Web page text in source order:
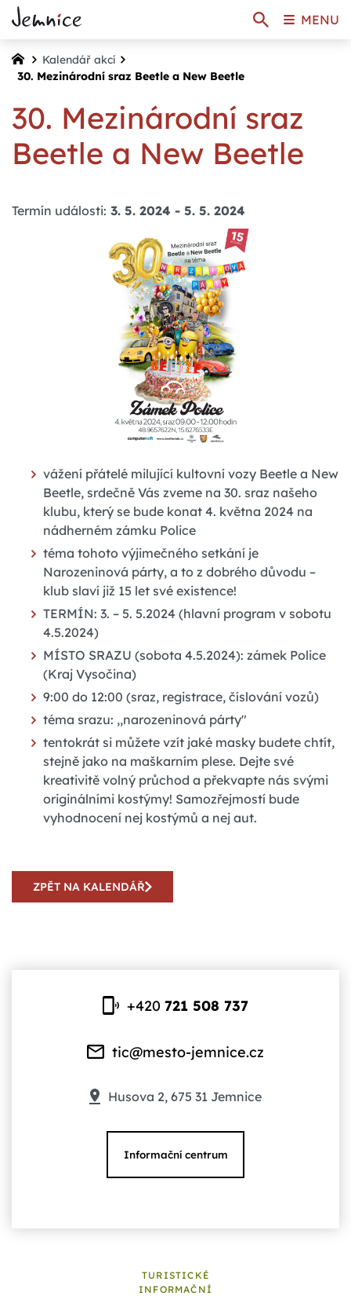
Kalendář akcí
30. Mezinárodní sraz Beetle a New Beetle
30. Mezinárodní sraz
Beetle a New Beetle
Termín události: 3. 5. 2024 - 5. 5. 2024
vážení přátelé milující kultovní vozy Beetle a New
Beetle, srdečně Vás zveme na 30. sraz našeho
klubu, který se bude konat 4. května 2024 na
nádherném zámku Police
téma tohoto výjimečného setkání je
Narozeninová párty, a to z dobrého důvodu –
klub slaví již 15 let své existence!
TERMÍN: 3. – 5. 5.2024 (hlavní program v sobotu
4.5.2024)
MÍSTO SRAZU (sobota 4.5.2024): zámek Police
(Kraj Vysočina)
9:00 do 12:00 (sraz, registrace, číslování vozů)
téma srazu: ,,narozeninová párty"
tentokrát si můžete vzít jaké masky budete chtít,
stejně jako na maškarním plese. Dejte své
kreativitě volný průchod a překvapte nás svými
originálními kostýmy! Samozřejmostí bude
vyhodnocení nej kostýmů a nej aut.
ZPĚT NA KALENDÁŘ
+420721 508 737
tic@mesto-jemnice.cz
Husova 2, 675 31 Jemnice
Informační centrum
TURISTICKÉ
INFORMAČNÍ
MENU